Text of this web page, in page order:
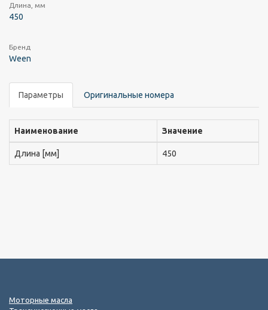
Длина, мм
450
Бренд
Ween
Параметры Оригинальные номера
Наименование Значение
Длина [мм] 450
Моторные масла